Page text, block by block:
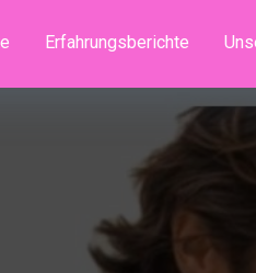
Erfahrungsberichte